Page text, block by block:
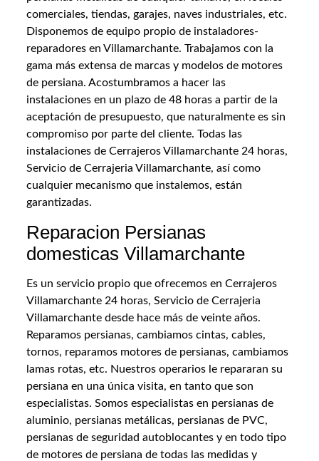
comerciales, tiendas, garajes, naves industriales, etc.
Disponemos de equipo propio de instaladores-
reparadores en Villamarchante. Trabajamos con la
gama más extensa de marcas y modelos de motores
de persiana. Acostumbramos a hacer las
instalaciones en un plazo de 48 horas a partir de la
aceptación de presupuesto, que naturalmente es sin
compromiso por parte del cliente. Todas las
instalaciones de Cerrajeros Villamarchante 24 horas,
Servicio de Cerrajeria Villamarchante, así como
cualquier mecanismo que instalemos, están
garantizadas.
Reparacion Persianas
domesticas Villamarchante
Es un servicio propio que ofrecemos en Cerrajeros
Villamarchante 24 horas, Servicio de Cerrajeria
Villamarchante desde hace más de veinte años.
Reparamos persianas, cambiamos cintas, cables,
tornos, reparamos motores de persianas, cambiamos
lamas rotas, etc. Nuestros operarios le repararan su
persiana en una única visita, en tanto que son
especialistas. Somos especialistas en persianas de
aluminio, persianas metálicas, persianas de PVC,
persianas de seguridad autoblocantes y en todo tipo
de motores de persiana de todas las medidas y